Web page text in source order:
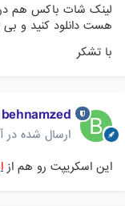
لینک شات باکس هم در
هست دانلود کنید و
با تشکر
behnamzed
ارسال شده در
این اسکریپت رو هم از